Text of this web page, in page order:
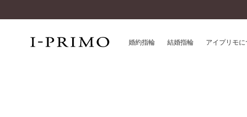
婚約指輪 結婚指輪 アイプリモに